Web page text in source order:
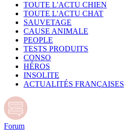
TOUTE L'ACTU CHIEN
TOUTE L'ACTU CHAT
SAUVETAGE
CAUSE ANIMALE
PEOPLE
TESTS PRODUITS
CONSO
HÉROS
INSOLITE
ACTUALITÉS FRANÇAISES
Forum